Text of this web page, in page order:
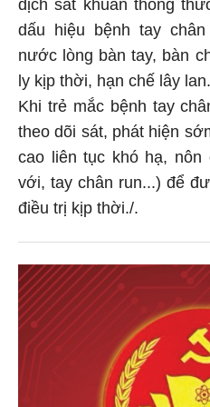
dấu hiệu bệnh tay
nước lòng bàn tay, bàn
ly kịp thời, hạn chế lây lan.
Khi trẻ mắc bệnh tay
theo dõi sát, phát hiện
cao liên tục khó hạ,
với, tay chân run...) để
điều trị kịp thời./.